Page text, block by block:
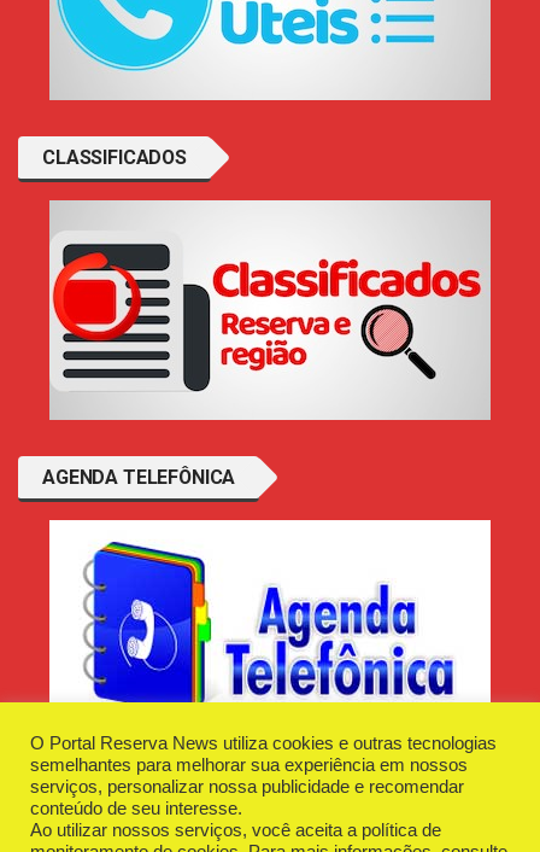
CLASSIFICADOS
AGENDA TELEFÔNICA
Desenvolvido e Hospedado porPlugin Informática
O Portal Reserva News utiliza cookies e outras tecnologias
semelhantes para melhorar sua experiência em nossos
serviços, personalizar nossa publicidade e recomendar
conteúdo de seu interesse.
Ao utilizar nossos serviços, você aceita a política de